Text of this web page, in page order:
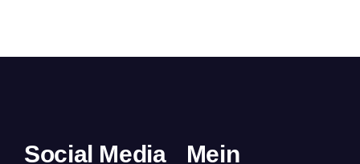
Social Media
Mein